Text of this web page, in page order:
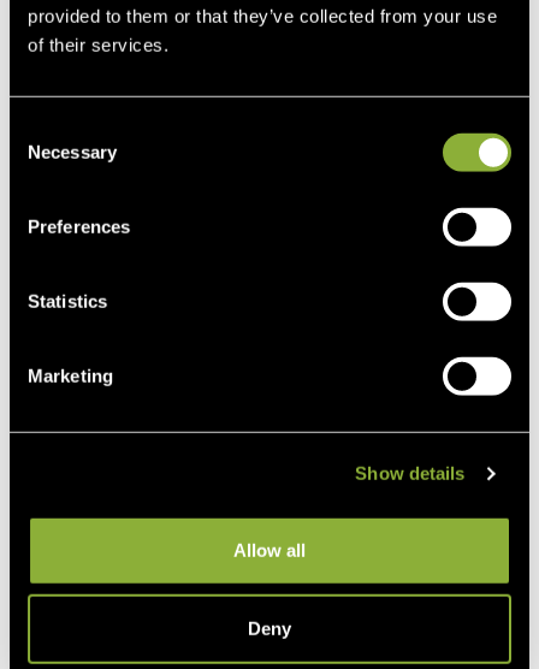
provided to them or that they’ve collected from your use
of their services.
Selection
Necessary
Preferences
Statistics
Marketing
Show details
Allow all
Deny
EQUISTRO